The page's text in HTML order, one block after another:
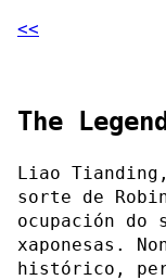
<<
The
Liao
sorte de
ocupación do
xaponesas.
histórico,